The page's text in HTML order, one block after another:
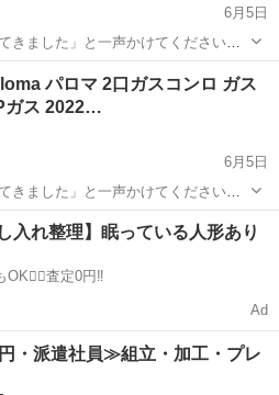
6月5日
きました」と一声かけてください
コンロ ガステーブル LPガス用
調理器具 LPガス
パロマ 2口ガスコンロ ガス
ガス 2022…
6月5日
きました」と一声かけてください★
ンロ ガステーブル LPガス 2022年
ホワイト グリル内に多少の使用感はございますが...
調理器具 LPガス
入れ整理】眠っている人形あり
OK🙆‍♀️査定0円‼️
Ad
・派遣社員≫組立・加工・プレ